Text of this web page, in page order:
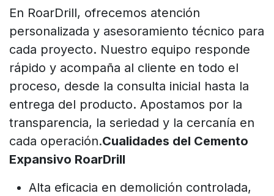
En RoarDrill, ofrecemos atención
personalizada y asesoramiento técnico para
cada proyecto. Nuestro equipo responde
rápido y acompaña al cliente en todo el
proceso, desde la consulta inicial hasta la
entrega del producto. Apostamos por la
transparencia, la seriedad y la cercanía en
cada operación.Cualidades del Cemento
Expansivo RoarDrill
Alta eficacia en demolición controlada,